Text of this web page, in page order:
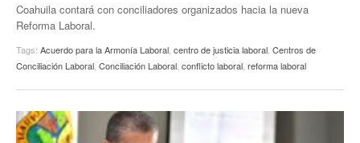
Coahuila contará con conciliadores organizados hacia la nueva
Reforma Laboral.
Tags: Acuerdo para la Armonía Laboral centro de justicia laboral Centros de
Conciliación Laboral Conciliación Laboral conflicto laboral reforma laboral